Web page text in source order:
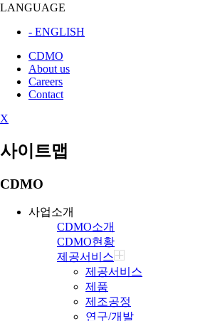
LANGUAGE
- ENGLISH
CDMO
About us
Careers
Contact
X
사이트맵
CDMO
사업소개
CDMO소개
CDMO현황
제공서비스
제공서비스
제품
제조공정
연구/개발